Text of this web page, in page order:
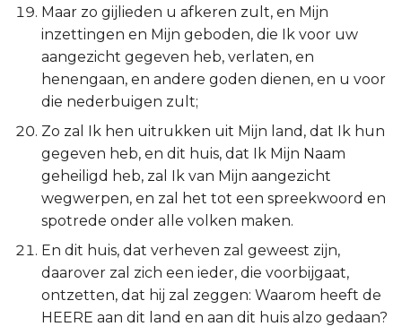
Maar zo gijlieden u afkeren zult, en Mijn
inzettingen en Mijn geboden, die Ik voor uw
aangezicht gegeven heb, verlaten, en
henengaan, en andere goden dienen, en u voor
die nederbuigen zult;
Zo zal Ik hen uitrukken uit Mijn land, dat Ik hun
gegeven heb, en dit huis, dat Ik Mijn Naam
geheiligd heb, zal Ik van Mijn aangezicht
wegwerpen, en zal het tot een spreekwoord en
spotrede onder alle volken maken.
En dit huis, dat verheven zal geweest zijn,
daarover zal zich een ieder, die voorbijgaat,
ontzetten, dat hij zal zeggen: Waarom heeft de
HEERE aan dit land en aan dit huis alzo gedaan?